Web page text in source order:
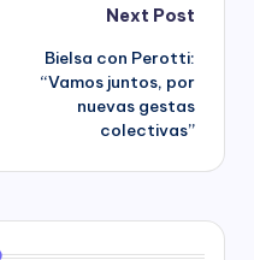
Next Post
Bielsa con Perotti:
“Vamos juntos, por
nuevas gestas
colectivas”